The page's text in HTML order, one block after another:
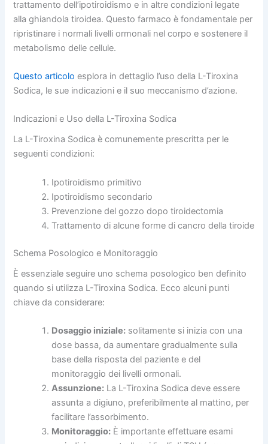
trattamento dell’ipotiroidismo e in altre condizioni legate
alla ghiandola tiroidea. Questo farmaco è fondamentale per
ripristinare i normali livelli ormonali nel corpo e sostenere il
metabolismo delle cellule.
Questo articolo esplora in dettaglio l’uso della L-Tiroxina
Sodica, le sue indicazioni e il suo meccanismo d’azione.
Indicazioni e Uso della L-Tiroxina Sodica
La L-Tiroxina Sodica è comunemente prescritta per le
seguenti condizioni:
Ipotiroidismo primitivo
Ipotiroidismo secondario
Prevenzione del gozzo dopo tiroidectomia
Trattamento di alcune forme di cancro della tiroide
Schema Posologico e Monitoraggio
È essenziale seguire uno schema posologico ben definito
quando si utilizza L-Tiroxina Sodica. Ecco alcuni punti
chiave da considerare:
Dosaggio iniziale: solitamente si inizia con una
dose bassa, da aumentare gradualmente sulla
base della risposta del paziente e del
monitoraggio dei livelli ormonali.
Assunzione: La L-Tiroxina Sodica deve essere
assunta a digiuno, preferibilmente al mattino, per
facilitare l’assorbimento.
Monitoraggio: È importante effettuare esami